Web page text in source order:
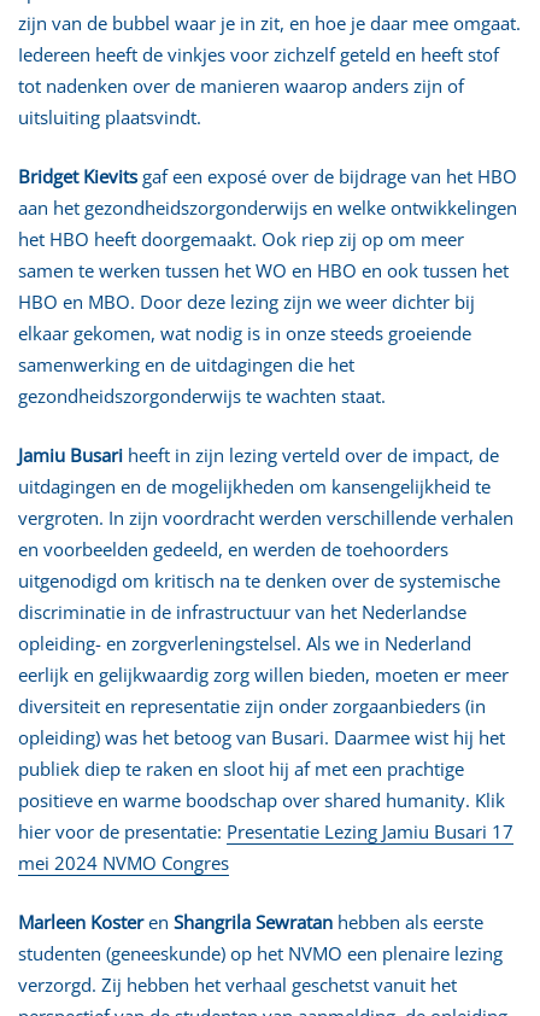
zijn van de bubbel waar je in zit, en hoe je daar mee omgaat.
Iedereen heeft de vinkjes voor zichzelf geteld en heeft stof
tot nadenken over de manieren waarop anders zijn of
uitsluiting plaatsvindt.
Bridget Kievits gaf een exposé over de bijdrage van het HBO
aan het gezondheidszorgonderwijs en welke ontwikkelingen
het HBO heeft doorgemaakt. Ook riep zij op om meer
samen te werken tussen het WO en HBO en ook tussen het
HBO en MBO. Door deze lezing zijn we weer dichter bij
elkaar gekomen, wat nodig is in onze steeds groeiende
samenwerking en de uitdagingen die het
gezondheidszorgonderwijs te wachten staat.
Jamiu Busari heeft in zijn lezing verteld over de impact, de
uitdagingen en de mogelijkheden om kansengelijkheid te
vergroten. In zijn voordracht werden verschillende verhalen
en voorbeelden gedeeld, en werden de toehoorders
uitgenodigd om kritisch na te denken over de systemische
discriminatie in de infrastructuur van het Nederlandse
opleiding- en zorgverleningstelsel. Als we in Nederland
eerlijk en gelijkwaardig zorg willen bieden, moeten er meer
diversiteit en representatie zijn onder zorgaanbieders (in
opleiding) was het betoog van Busari. Daarmee wist hij het
publiek diep te raken en sloot hij af met een prachtige
positieve en warme boodschap over shared humanity. Klik
hier voor de presentatie: Presentatie Lezing Jamiu Busari 17
mei 2024 NVMO Congres
Marleen Kosteren Shangrila Sewratan hebben als eerste
studenten (geneeskunde) op het NVMO een plenaire lezing
verzorgd. Zij hebben het verhaal geschetst vanuit het